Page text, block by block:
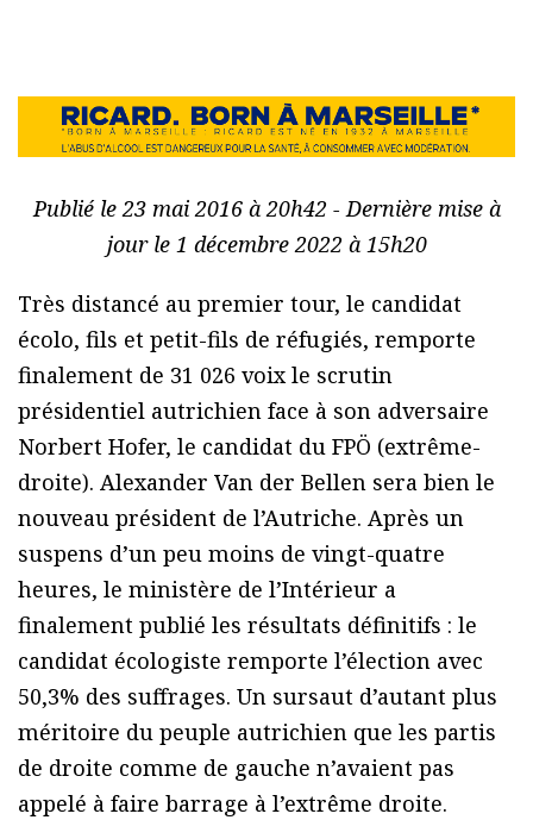
Publié le 23 mai 2016 à 20h42 - Dernière mise à
jour le 1 décembre 2022 à 15h20
Très distancé au premier tour, le candidat
écolo, fils et petit-fils de réfugiés, remporte
finalement de 31 026 voix le scrutin
présidentiel autrichien face à son adversaire
Norbert Hofer, le candidat du FPÖ (extrême-
droite). Alexander Van der Bellen sera bien le
nouveau président de l’Autriche. Après un
suspens d’un peu moins de vingt-quatre
heures, le ministère de l’Intérieur a
finalement publié les résultats définitifs : le
candidat écologiste remporte l’élection avec
50,3% des suffrages. Un sursaut d’autant plus
méritoire du peuple autrichien que les partis
de droite comme de gauche n’avaient pas
appelé à faire barrage à l’extrême droite.